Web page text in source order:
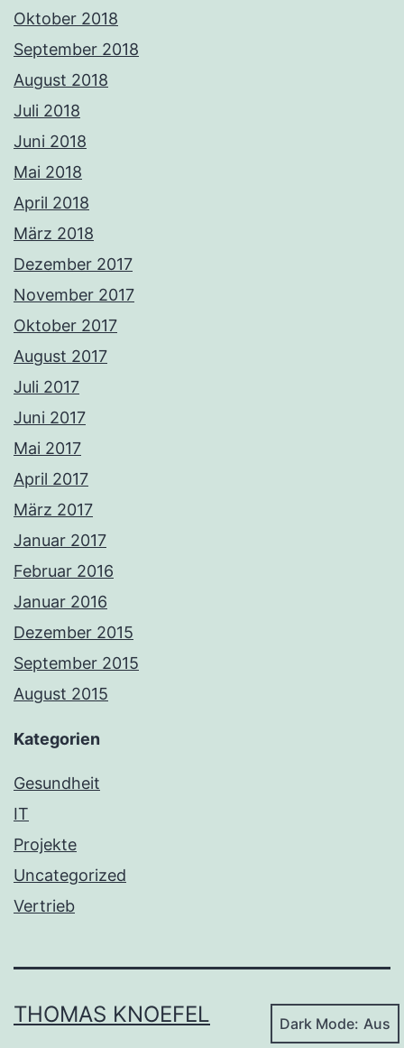
Oktober 2018
September 2018
August 2018
Juli 2018
Juni 2018
Mai 2018
April 2018
März 2018
Dezember 2017
November 2017
Oktober 2017
August 2017
Juli 2017
Juni 2017
Mai 2017
April 2017
März 2017
Januar 2017
Februar 2016
Januar 2016
Dezember 2015
September 2015
August 2015
Kategorien
Gesundheit
IT
Projekte
Uncategorized
Vertrieb
THOMAS KNOEFEL Dark Mode: